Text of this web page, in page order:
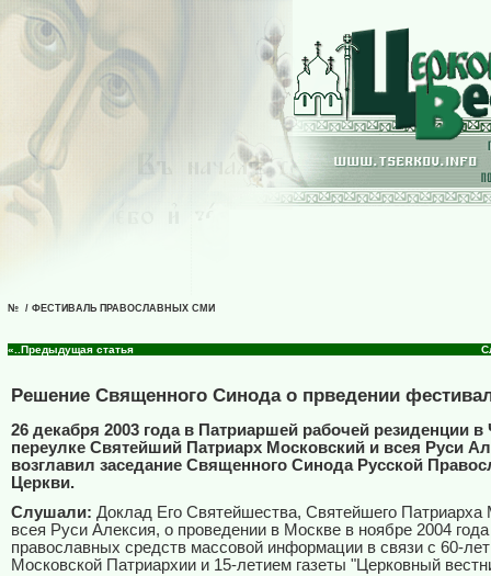
№ / ФЕСТИВАЛЬ ПРАВОСЛАВНЫХ СМИ
«..Предыдущая статья
Решение Священного Синода о прведении
26 декабря 2003 года в Патриаршей рабочей резиденции в
переулке Святейший Патриарх Московский и всея Руси
возглавил заседание Священного Синода Русской
Церкви.
Слушали: Доклад Его Святейшества, Святейшего Патриарха
всея Руси Алексия, о проведении в Москве в ноябре 2004
православных средств массовой информации в связи с 60-
Московской Патриархии и 15-летием газеты "Церковный